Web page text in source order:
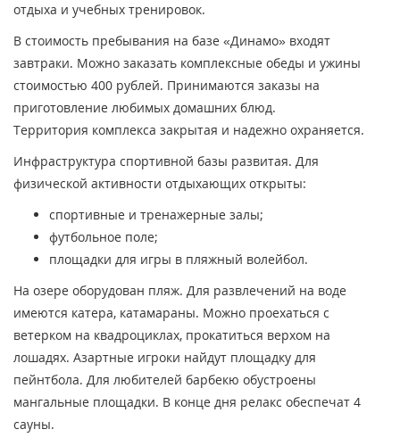
отдыха и учебных тренировок.
В стоимость пребывания на базе «Динамо» входят
завтраки. Можно заказать комплексные обеды и ужины
стоимостью 400 рублей. Принимаются заказы на
приготовление любимых домашних блюд.
Территория комплекса закрытая и надежно охраняется.
Инфраструктура спортивной базы развитая. Для
физической активности отдыхающих открыты:
спортивные и тренажерные залы;
футбольное поле;
площадки для игры в пляжный волейбол.
На озере оборудован пляж. Для развлечений на воде
имеются катера, катамараны. Можно проехаться с
ветерком на квадроциклах, прокатиться верхом на
лошадях. Азартные игроки найдут площадку для
пейнтбола. Для любителей барбекю обустроены
мангальные площадки. В конце дня релакс обеспечат 4
сауны.